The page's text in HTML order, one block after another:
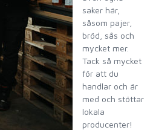
saker här,
såsom pajer,
bröd, sås och
mycket mer.
Tack så mycket
för att du
handlar och är
med och stöttar
lokala
producenter!